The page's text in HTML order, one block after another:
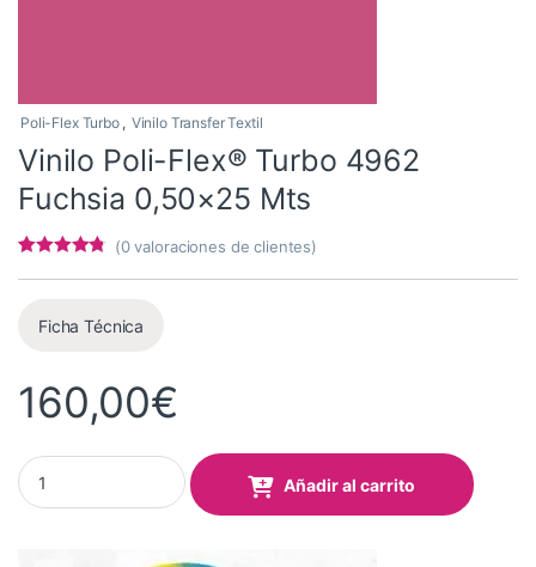
Poli-Flex Turbo , Vinilo Transfer Textil
Vinilo Poli-Flex® Turbo 4962
Fuchsia 0,50×25 Mts
valoracione
s de
(0valoraciones de clientes)
Ficha Técnica
160,00€
Vinilo Poli-Flex® Turbo 4962 Fuchsia 0,50x25 Mts quantity
Añadir al carrito